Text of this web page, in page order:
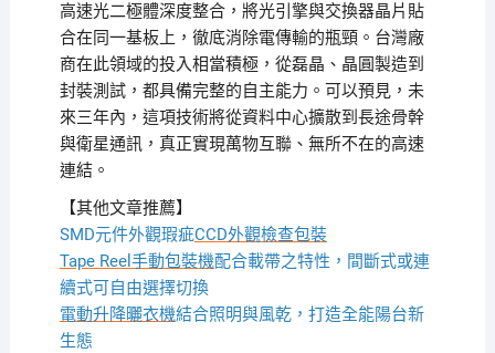
高速光二極體深度整合，將光引擎與交換器晶片貼
合在同一基板上，徹底消除電傳輸的瓶頸。台灣廠
商在此領域的投入相當積極，從磊晶、晶圓製造到
封裝測試，都具備完整的自主能力。可以預見，未
來三年內，這項技術將從資料中心擴散到長途骨幹
與衛星通訊，真正實現萬物互聯、無所不在的高速
連結。
【其他文章推薦】
SMD元件外觀瑕疵CCD外觀檢查包裝
Tape Reel手動包裝機配合載帶之特性，間斷式或連
續式可自由選擇切換
電動升降曬衣機結合照明與風乾，打造全能陽台新
生態